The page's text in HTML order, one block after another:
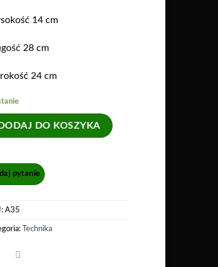
14 cm
28 cm
24 cm
DODAJ DO KOSZYKA
A35
Technika